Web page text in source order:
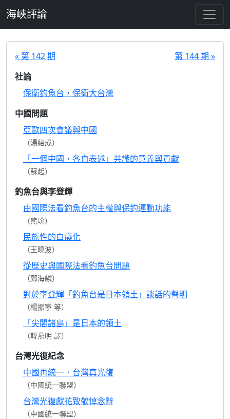
海峽評論
« 第 142 期
第 144 期 »
社論
保衛釣魚台，保衛大台灣
中國問題
亞歐四次會議與中國
（湯紹成）
「一個中國，各自表述」共識的意義與貢獻
（蘇起）
釣魚台與李登輝
由國際法看釣魚台的主權與保釣運動功能
（熊玠）
民族性的白癡化
（王曉波）
從歷史與國際法看釣魚台問題
（鄭海麟）
對於李登輝「釣魚台是日本領土」談話的聲明
（楊振寧 等）
「尖閣諸島」是日本的領土
（韓燕明 譯）
台灣光復紀念
中國再統一．台灣真光復
（中國統一聯盟）
台灣光復獻花致敬悼念辭
（中國統一聯盟）